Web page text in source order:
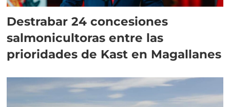
Destrabar 24 concesiones
salmonicultoras entre las
prioridades de Kast en Magallanes